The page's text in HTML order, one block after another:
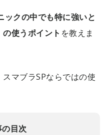
ックの中でも特に強いと
使うポイント を教えま
マブラSPならではの使
目次